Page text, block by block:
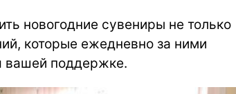
новогодние сувениры не только
которые ежедневно за ними
вашей поддержке.